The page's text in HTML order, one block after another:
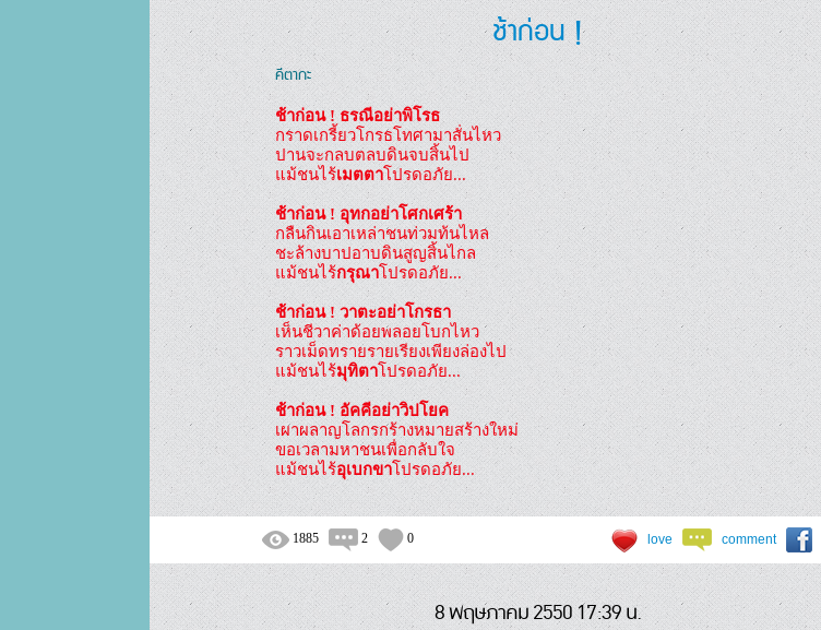
ช้าก่อน !
คีตากะ
ช้าก่อน ! ธรณีอย่าพิโรธ
กราดเกรี้ยวโกรธโทศามาสั่นไหว
ปานจะกลบตลบดินจบสิ้นไป
แม้ชนไร้เมตตาโปรดอภัย...
ช้าก่อน ! อุทกอย่าโศกเศร้า
กลืนกินเอาเหล่าชนท่วมท้นไหล
ชะล้างบาปอาบดินสูญสิ้นไกล
แม้ชนไร้กรุณาโปรดอภัย...
ช้าก่อน ! วาตะอย่าโกรธา
เห็นชีวาค่าด้อยพลอยโบกไหว
ราวเม็ดทรายรายเรียงเพียงล่องไป
แม้ชนไร้มุทิตาโปรดอภัย...
ช้าก่อน ! อัคคีอย่าวิปโยค
เผาผลาญโลกรกร้างหมายสร้างใหม่
ขอเวลามหาชนเพื่อกลับใจ
แม้ชนไร้อุเบกขาโปรดอภัย...
1885 2 0 love comment
8 พฤษภาคม 2550 17:39 น.